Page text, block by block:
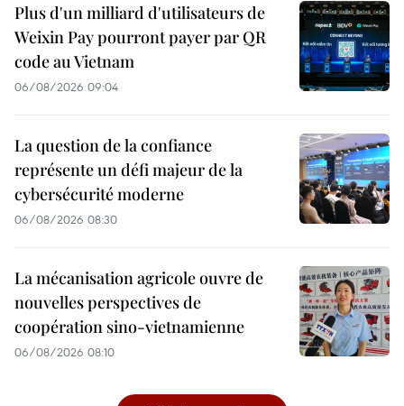
Plus d'un milliard d'utilisateurs de
Weixin Pay pourront payer par QR
code au Vietnam
06/08/2026 09:04
La question de la confiance
représente un défi majeur de la
cybersécurité moderne
06/08/2026 08:30
La mécanisation agricole ouvre de
nouvelles perspectives de
coopération sino-vietnamienne
06/08/2026 08:10